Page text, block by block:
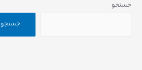
جستجو
جستجو